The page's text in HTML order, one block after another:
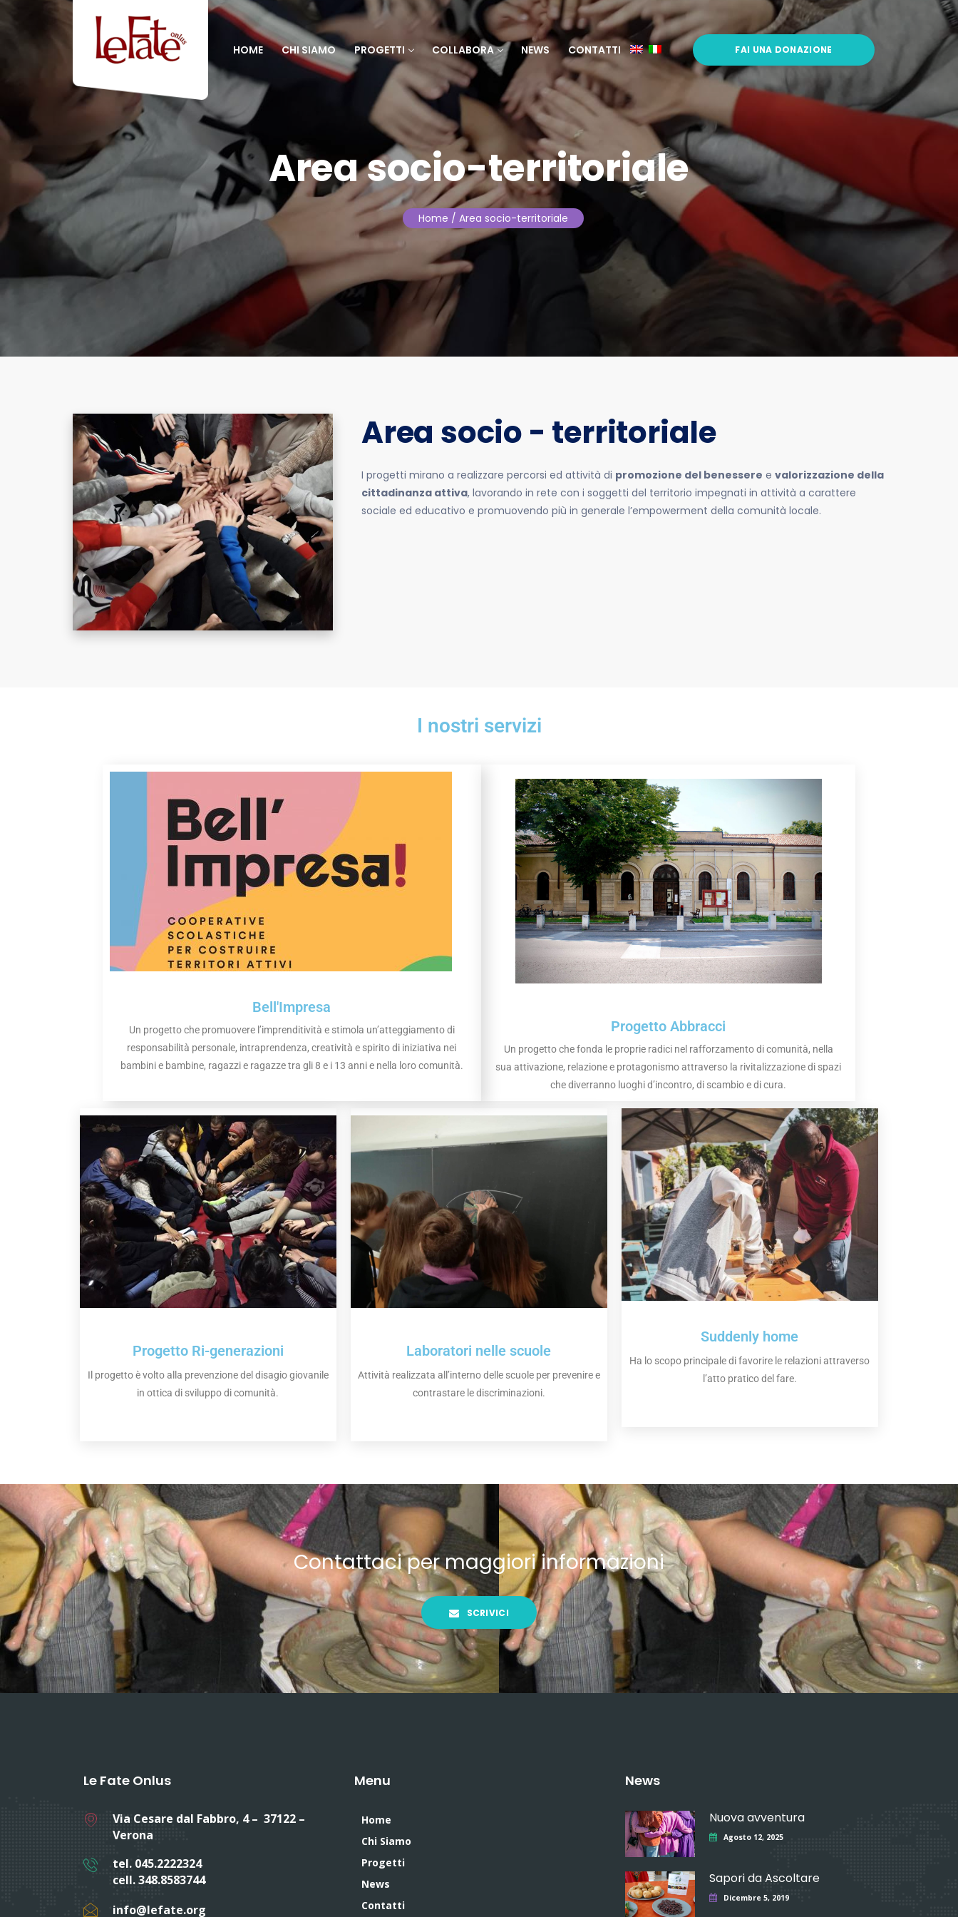
HOME CHI SIAMO PROGETTI COLLABORA NEWS CONTATTI FAI UNA DONAZIONE
Area socio-territoriale
Home / Area socio-territoriale
Area socio - territoriale
I progetti mirano a realizzare percorsi ed attività di promozione del benessere e valorizzazione della
cittadinanza attiva, lavorando in rete con i soggetti del territorio impegnati in attività a carattere
sociale ed educativo e promuovendo più in generale l’empowerment della comunità locale.
I nostri servizi
Bell'Impresa
Un progetto che promuovere l’imprenditività e stimola un’atteggiamento di
responsabilità personale, intraprendenza, creatività e spirito di iniziativa nei
bambini e bambine, ragazzi e ragazze tra gli 8 e i 13 anni e nella loro comunità.
Progetto Abbracci
Un progetto che fonda le proprie radici nel rafforzamento di comunità, nella
sua attivazione, relazione e protagonismo attraverso la rivitalizzazione di spazi
che diverranno luoghi d’incontro, di scambio e di cura.
Progetto Ri-generazioni
Il progetto è volto alla prevenzione del disagio giovanile
in ottica di sviluppo di comunità.
Laboratori nelle scuole
Attività realizzata all’interno delle scuole per prevenire e
contrastare le discriminazioni.
Suddenly home
Ha lo scopo principale di favorire le relazioni attraverso
l’atto pratico del fare.
Contattaci per maggiori informazioni
SCRIVICI
Le Fate Onlus
Via Cesare dal Fabbro, 4 – 37122 –
Verona
tel. 045.2222324
cell. 348.8583744
info@lefate.org
Menu
Home
Chi Siamo
Progetti
News
Contatti
News
Nuova avventura
Agosto 12, 2025
Sapori da Ascoltare
Dicembre 5, 2019